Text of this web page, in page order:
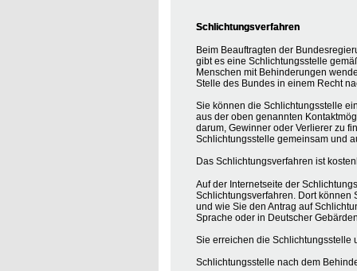
Schlichtungsverfahren
Beim Beauftragten der
gibt es eine Schlichtungsstelle
Menschen mit Behinderungen
Stelle des Bundes in einem Recht
Sie können die Schlichtungsstelle
aus der oben genannten
darum, Gewinner oder Verlierer zu
Schlichtungsstelle gemeinsam und
Das Schlichtungsverfahren ist
Auf der Internetseite der
Schlichtungsverfahren. Dort können
und wie Sie den Antrag auf
Sprache oder in Deutscher
Sie erreichen die Schlichtungsstelle
Schlichtungsstelle nach dem